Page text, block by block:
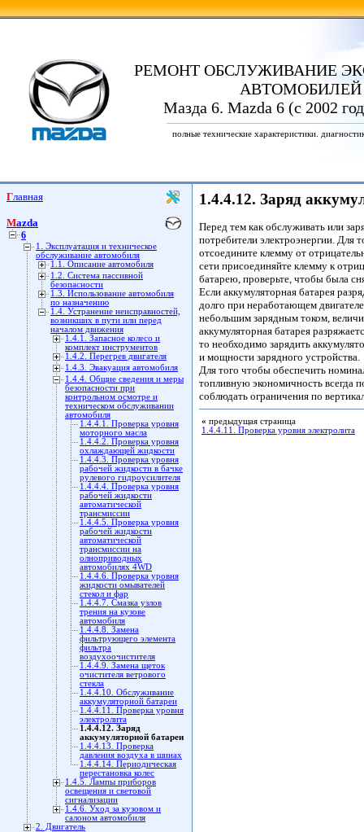
РЕМОНТ ОБСЛУЖИВАНИЕ
АВТОМОБИЛЕЙ
Мазда 6. Mazda 6 (с 2002
полные технические характеристики.
Главная
Mazda
6
1. Эксплуатация и техническое
обслуживание автомобиля
1.1. Описание автомобиля
1.2. Система пассивной
безопасности
1.3. Использование автомобиля
по назначению
1.4. Устранение неисправностей,
возникших в пути или перед
началом движения
1.4.1. Запасное колесо и
комплект инструментов
1.4.2. Перегрев двигателя
1.4.3. Эвакуация автомобиля
1.4.4. Общие сведения и меры
безопасности при
контрольном осмотре и
техническом обслуживании
автомобиля
1.4.4.1. Проверка уровня
моторного масла
1.4.4.2. Проверка уровня
охлаждающей жидкости
1.4.4.3. Проверка уровня
рабочей жидкости в бачке
рулевого гидроусилителя
1.4.4.4. Проверка уровня
рабочей жидкости
автоматической
трансмиссии
1.4.4.5. Проверка уровня
рабочей жидкости
автоматической
трансмиссии на
олноприводных
автомобилях 4WD
1.4.4.6. Проверка уровня
жидкости омывателей
стекол и фар
1.4.4.7. Смазка узлов
трения на кузове
автомобиля
1.4.4.8. Замена
фильтрующего элемента
фильтра
воздухоочистителя
1.4.4.9. Замена щеток
очистителя ветрового
стекла
1.4.4.10. Обслуживание
аккумуляторной батареи
1.4.4.11. Проверка уровня
электролита
1.4.4.12. Заряд
аккумуляторной батареи
1.4.4.13. Проверка
давления воздуха в шинах
1.4.4.14. Периодическая
перестановка колес
1.4.5. Лампы приборов
освещения и световой
сигнализации
1.4.6. Уход за кузовом и
салоном автомобиля
2. Двигатель
1.4.4.12. Заряд
Перед тем как обслуживать или
потребители электроэнергии. Для
отсоедините клемму от
сети присоединяйте клемму к
батарею, проверьте, чтобы была
Если аккумуляторная батарея
долго при неработающем
небольшим зарядным током,
аккумуляторная батарея
то необходимо зарядить
и мощности зарядного устройства.
Для того чтобы обеспечить
топливную экономичность всегда
соблюдать ограничения по
« предыдущая страница
1.4.4.11. Проверка уровня электролита